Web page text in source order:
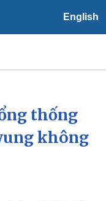
English
thời tiết
thống
không